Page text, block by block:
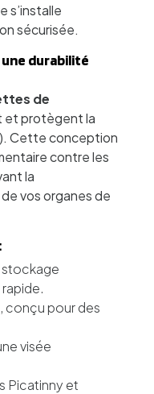
s’installe
sécurisée.
durabilité
de
et protègent la
Cette conception
contre les
la
vos organes de
stockage
, conçu pour des
visée
Picatinny et